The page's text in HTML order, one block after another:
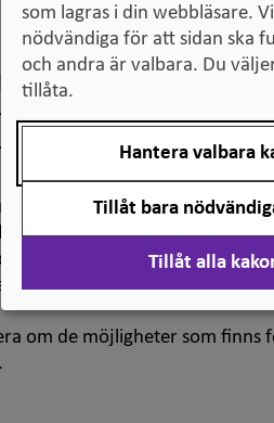
bästa utbildningar
göra
internationella
är studierektor vid College
vid College of Europe
en god inblick i vad
vid lärosätet.
om de möjligheter som finns
som lagras i din webbläsare.
nödvändiga för att sidan ska
och andra är valbara. Du
tillåta.
Hantera valbara
Tillåt bara
Tillåt alla